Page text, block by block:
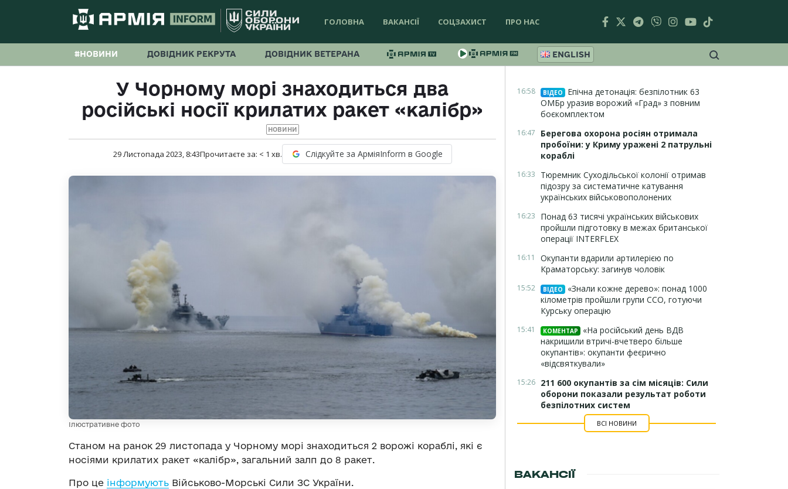
ГОЛОВНА ВАКАНСІЇ СОЦЗАХИСТ ПРО НАС
#НОВИНИ ДОВІДНИК РЕКРУТА ДОВІДНИК ВЕТЕРАНА ENGLISH
У Чорному морі знаходиться два
російські носії крилатих ракет «калібр»
НОВИНИ
29 Листопада 2023, 8:43Прочитаєте за: < 1 хв. Слідкуйте за АрміяInform в Google
Ілюстративне фото
Станом на ранок 29 листопада у Чорному морі знаходиться 2 ворожі кораблі, які є
носіями крилатих ракет «калібр», загальний залп до 8 ракет.
Про це інформують Військово-Морські Сили ЗС України.
16:58 ВІДЕО
Епічна детонація: безпілотник 63
ОМБр уразив ворожий «Град» з повним
боєкомплектом
16:47
Берегова охорона росіян отримала
пробоїни: у Криму уражені 2 патрульні
кораблі
16:33
Тюремник Суходільської колонії отримав
підозру за систематичне катування
українських військовополонених
16:23
Понад 63 тисячі українських військових
пройшли підготовку в межах британської
операції INTERFLEX
16:11
Окупанти вдарили артилерією по
Краматорську: загинув чоловік
15:52 ВІДЕО
«Знали кожне дерево»: понад 1000
кілометрів пройшли групи ССО, готуючи
Курську операцію
15:41 КОМЕНТАР
«На російський день ВДВ
накришили втричі-вчетверо більше
окупантів»: окупанти феєрично
«відсвяткували»
15:26 211 600 окупантів за сім місяців: Сили
оборони показали результат роботи
безпілотних систем
ВСІ НОВИНИ
ВАКАНСІЇ